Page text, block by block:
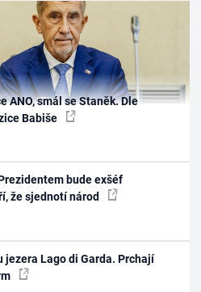
ANO, smál se Staněk. Dle
Babiše
bude exšéf
že sjednotí národ
jezera Lago di Garda. Prchají